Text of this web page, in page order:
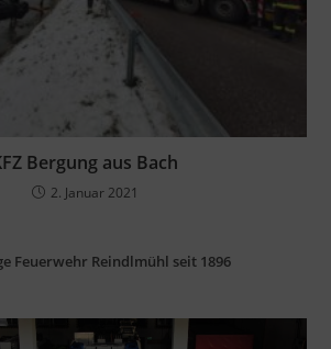
Bergung aus Bach
2. Januar 2021
Feuerwehr Reindlmühl seit 1896